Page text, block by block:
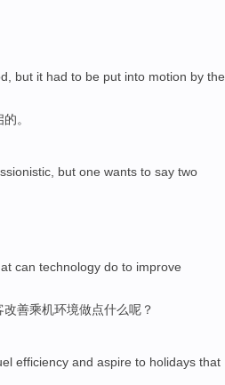
but it had to be put into motion by the
的。
but one wants to say two
can technology do to improve
改善乘机环境做点什么呢？
efficiency and aspire to holidays that